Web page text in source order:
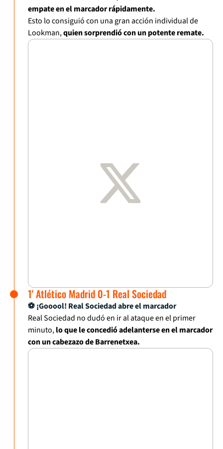
empate en el marcador rápidamente.
Esto lo consiguió con una gran acción individual de
Lookman,quien sorprendió con un potente remate.
1' Atlético Madrid 0-1 Real Sociedad
⚽ ¡Gooool! Real Sociedad abre el marcador
Real Sociedad no dudó en ir al ataque en el primer
minuto,lo que le concedió adelanterse en el marcador
con un cabezazo de Barrenetxea.